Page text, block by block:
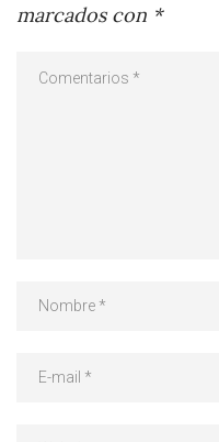
marcados con *